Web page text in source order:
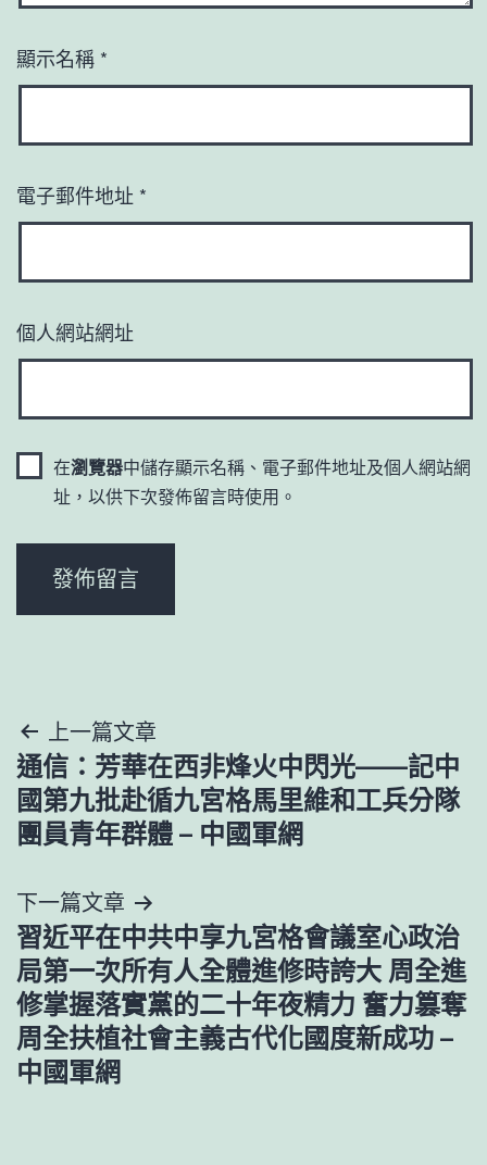
顯示名稱 *
電子郵件地址 *
個人網站網址
在瀏覽器中儲存顯示名稱、電子郵件地址及個人網站網
址，以供下次發佈留言時使用。
文
章
導
覽
上一篇文章
通信：芳華在西非烽火中閃光——記中
國第九批赴循九宮格馬里維和工兵分隊
團員青年群體 – 中國軍網
下一篇文章
習近平在中共中享九宮格會議室心政治
局第一次所有人全體進修時誇大 周全進
修掌握落實黨的二十年夜精力 奮力篡奪
周全扶植社會主義古代化國度新成功 –
中國軍網